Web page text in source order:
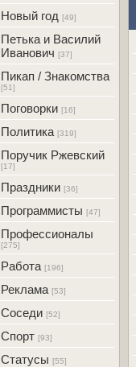
Новый год [49]
Петька и Василий
Иванович [37]
Пикап / Знакомства
[51]
Поговорки [16]
Политика [319]
Поручик Ржевский
[17]
Праздники [36]
Программисты [47]
Профессионалы
[275]
Работа [196]
Реклама [53]
Соседи [52]
Спорт [93]
Статусы [55]